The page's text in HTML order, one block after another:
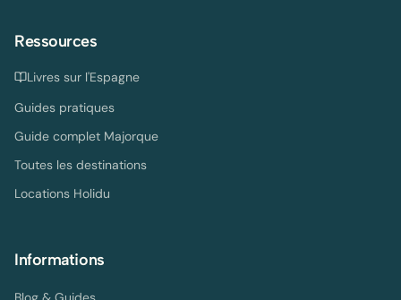
Ressources
Livres sur l'Espagne
Guides pratiques
Guide complet Majorque
Toutes les destinations
Locations Holidu
Informations